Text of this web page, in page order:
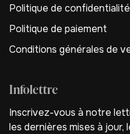
Politique de confidentialité
Politique de paiement
Conditions générales de
Infolettre
Inscrivez-vous à notre
les dernières mises à